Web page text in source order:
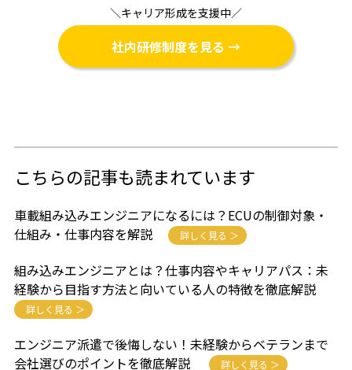
＼キャリア形成を支援中／
社内研修制度を見る →
こちらの記事も読まれています
車載組み込みエンジニアになるには？ECUの制御対象・
仕組み・仕事内容を解説
詳しく見る ＞
組み込みエンジニアとは？仕事内容やキャリアパス：未
経験から目指す方法と向いている人の特徴を徹底解説
詳しく見る ＞
エンジニア派遣で後悔しない！未経験からベテランまで
会社選びのポイントを徹底解説
詳しく見る ＞